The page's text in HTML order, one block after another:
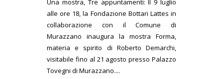
Una mostra, Tre appuntamenti: Il 9 luglio
alle ore 18, la Fondazione Bottari Lattes in
collaborazione con il Comune di
Murazzano inaugura la mostra Forma,
materia e spirito di Roberto Demarchi,
visitabile fino al 21 agosto presso Palazzo
Tovegni di Murazzano....